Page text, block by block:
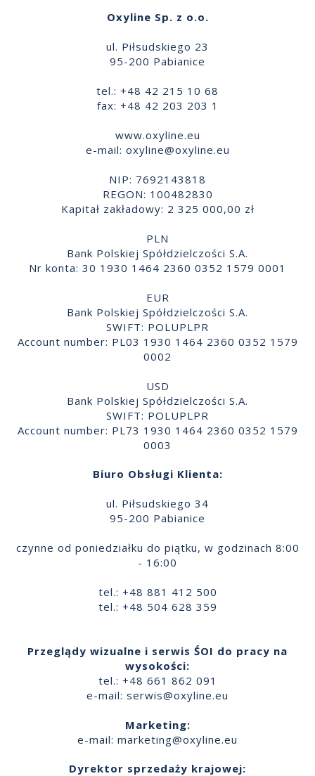
Oxyline Sp. z o.o.
ul. Piłsudskiego 23
95-200 Pabianice
tel.: +48 42 215 10 68
fax: +48 42 203 203 1
www.oxyline.eu
e-mail: oxyline@oxyline.eu
NIP: 7692143818
REGON: 100482830
Kapitał zakładowy: 2 325 000,00 zł
PLN
Bank Polskiej Spółdzielczości S.A.
Nr konta: 30 1930 1464 2360 0352 1579 0001
EUR
Bank Polskiej Spółdzielczości S.A.
SWIFT: POLUPLPR
Account number: PL03 1930 1464 2360 0352 1579
0002
USD
Bank Polskiej Spółdzielczości S.A.
SWIFT: POLUPLPR
Account number: PL73 1930 1464 2360 0352 1579
0003
Biuro Obsługi Klienta:
ul. Piłsudskiego 34
95-200 Pabianice
czynne od poniedziałku do piątku, w godzinach 8:00
- 16:00
tel.: +48 881 412 500
tel.: +48 504 628 359
Przeglądy wizualne i serwis ŚOI do pracy na
wysokości:
tel.: +48 661 862 091
e-mail: serwis@oxyline.eu
Marketing:
e-mail: marketing@oxyline.eu
Dyrektor sprzedaży krajowej: